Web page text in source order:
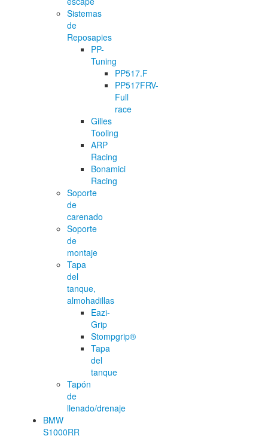
Sistemas
de
Reposapies
PP-
Tuning
PP517.F
PP517FRV-
Full
race
Gilles
Tooling
ARP
Racing
Bonamici
Racing
Soporte
de
carenado
Soporte
de
montaje
Tapa
del
tanque,
almohadillas
Eazi-
Grip
Stompgrip®
Tapa
del
tanque
Tapón
de
llenado/drenaje
BMW
S1000RR